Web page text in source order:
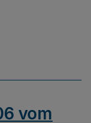
vom